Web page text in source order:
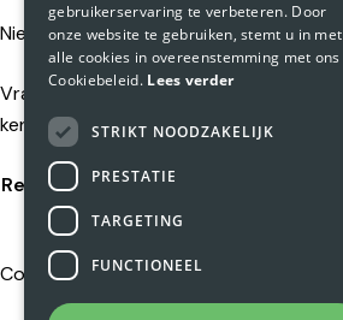
Nieuwsgierigheid loont
Vragen, ideeën of gewoon eens
kennismaken?
Reach out
Connect with us
gebruikerservaring te verbeteren. Door
onze website te gebruiken, stemt u in met
alle cookies in overeenstemming met ons
Cookiebeleid. Lees verder
STRIKT NOODZAKELIJK
PRESTATIE
TARGETING
FUNCTIONEEL